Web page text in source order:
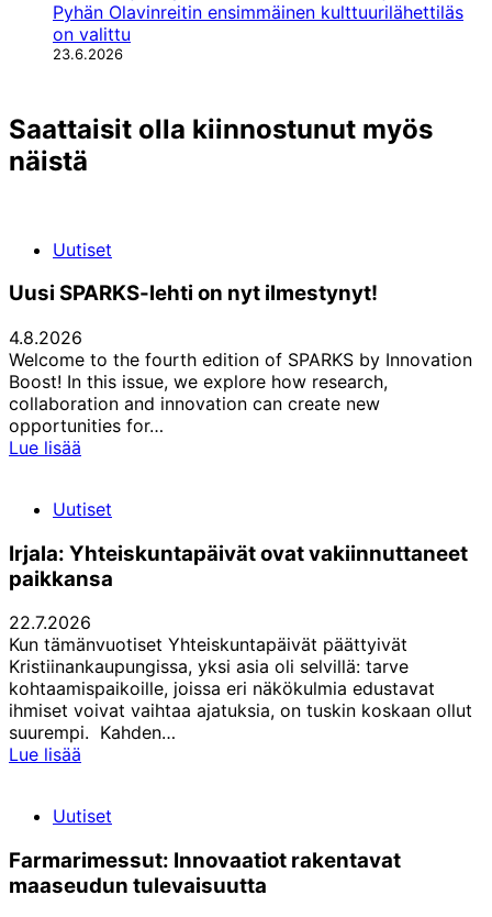
Pyhän Olavinreitin ensimmäinen kulttuurilähettiläs
on valittu
23.6.2026
Saattaisit olla kiinnostunut myös
näistä
Uutiset
Uusi SPARKS-lehti on nyt ilmestynyt!
4.8.2026
Welcome to the fourth edition of SPARKS by Innovation
Boost! In this issue, we explore how research,
collaboration and innovation can create new
opportunities for…
Lue lisää
on
ilmestynyt!
Uutiset
Irjala: Yhteiskuntapäivät ovat vakiinnuttaneet
paikkansa
22.7.2026
Kun tämänvuotiset Yhteiskuntapäivät päättyivät
Kristiinankaupungissa, yksi asia oli selvillä: tarve
kohtaamispaikoille, joissa eri näkökulmia edustavat
ihmiset voivat vaihtaa ajatuksia, on tuskin koskaan ollut
suurempi. Kahden…
Lue lisää
vakiinnuttaneet
Uutiset
Farmarimessut: Innovaatiot rakentavat
maaseudun tulevaisuutta